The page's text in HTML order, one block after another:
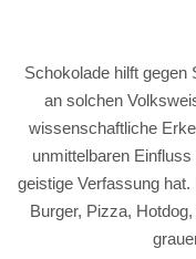
Schokolade hilft
an solchen
wissenschaftliche
unmittelbaren
geistige Verfassung
Burger, Pizza,